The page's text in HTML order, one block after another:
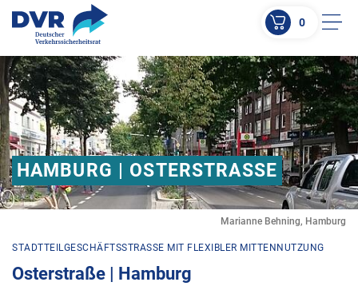
ZUM HAUPTINHALT SPRINGEN
ZUR SUCHE SPRINGEN
0
Marianne Behning, Hamburg
HAMBURG | OSTERSTRASSE
STADTTEILGESCHÄFTSSTRASSE MIT FLEXIBLER MITTENNUTZUNG
Osterstraße | Hamburg